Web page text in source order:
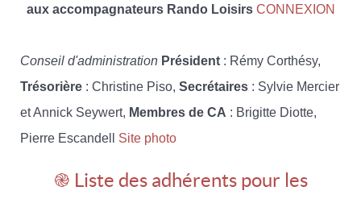
aux accompagnateurs Rando Loisirs CONNEXION
Conseil d'administration Président : Rémy Corthésy,
Trésorière : Christine Piso, Secrétaires : Sylvie Mercier
et Annick Seywert, Membres de CA : Brigitte Diotte,
Pierre Escandell Site photo
֎ Liste des adhérents pour les